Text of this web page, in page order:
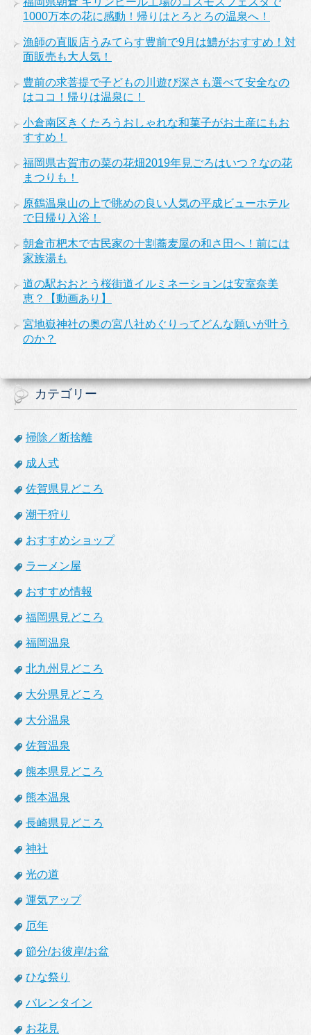
1000万本の花に感動！帰りはとろとろの温泉へ！
漁師の直販店うみてらす豊前で9月は鱧がおすすめ！対
面販売も大人気！
豊前の求菩提で子どもの川遊び深さも選べて安全なの
はココ！帰りは温泉に！
小倉南区きくたろうおしゃれな和菓子がお土産にもお
すすめ！
福岡県古賀市の菜の花畑2019年見ごろはいつ？なの花
まつりも！
原鶴温泉山の上で眺めの良い人気の平成ビューホテル
で日帰り入浴！
朝倉市杷木で古民家の十割蕎麦屋の和さ田へ！前には
家族湯も
道の駅おおとう桜街道イルミネーションは安室奈美
恵？【動画あり】
宮地嶽神社の奥の宮八社めぐりってどんな願いが叶う
のか？
カテゴリー
掃除／断捨離
成人式
佐賀県見どころ
潮干狩り
おすすめショップ
ラーメン屋
おすすめ情報
福岡県見どころ
福岡温泉
北九州見どころ
大分県見どころ
大分温泉
佐賀温泉
熊本県見どころ
熊本温泉
長崎県見どころ
神社
光の道
運気アップ
厄年
節分/お彼岸/お盆
ひな祭り
バレンタイン
お花見